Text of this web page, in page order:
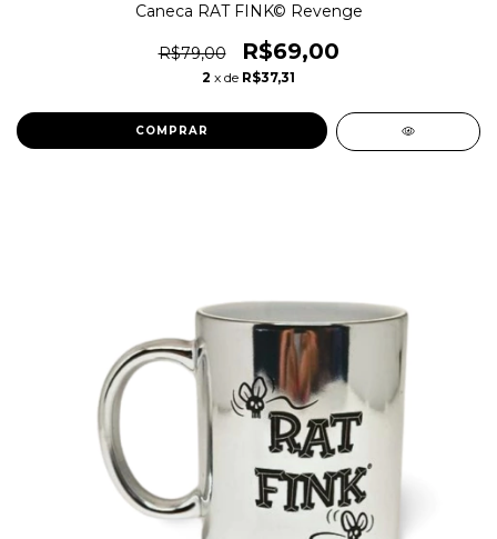
Caneca RAT FINK© Revenge
R$79,00 R$69,00
2 x de R$37,31